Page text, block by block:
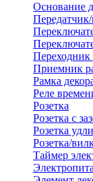
Основание
Переходник
Приемник
Рамка
Реле
Розетка
Розетка с
Розетка
Розетка/
Таймер